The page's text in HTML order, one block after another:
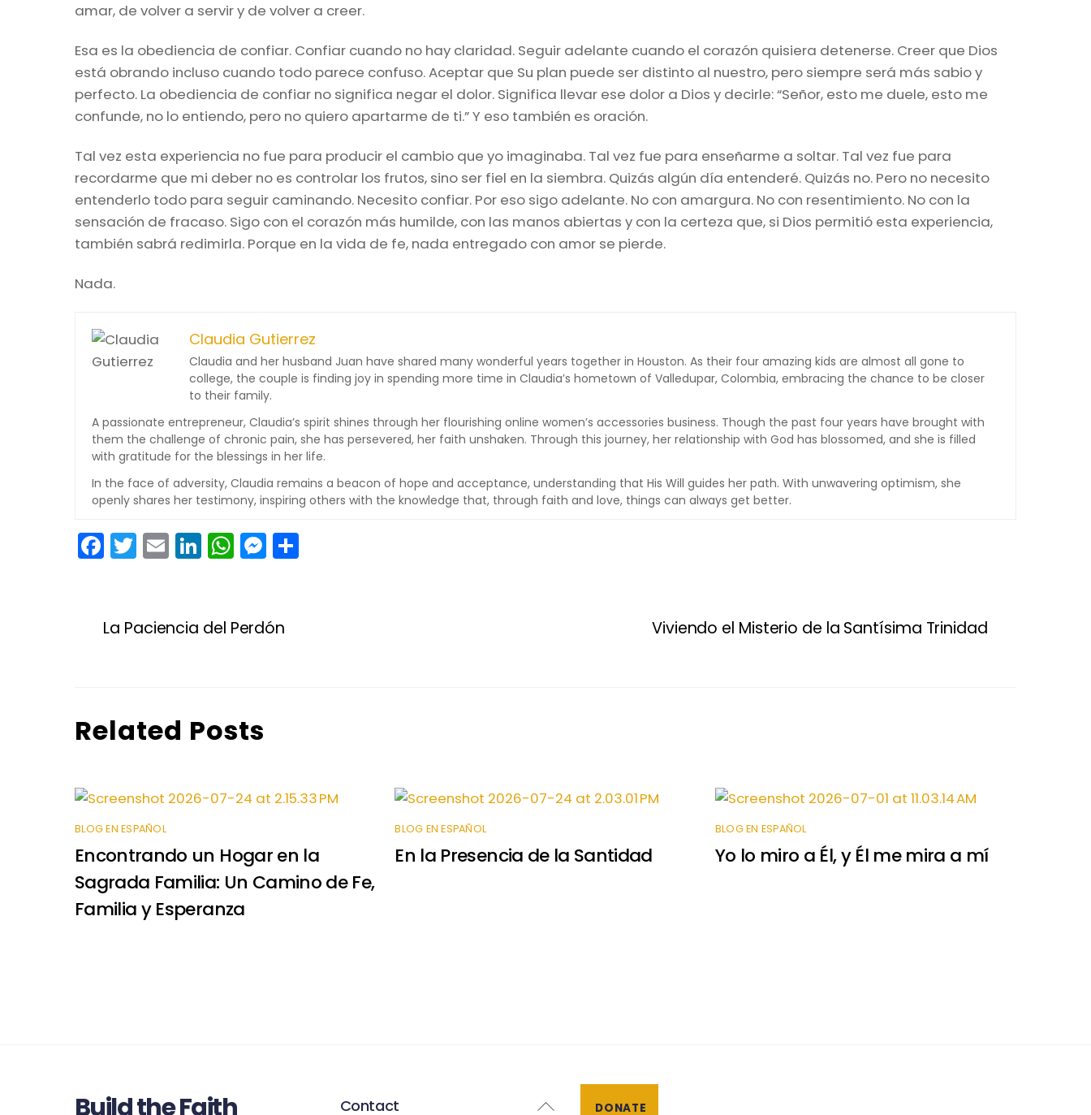
amar, de volver a servir y de volver a creer.
Esa es la obediencia de confiar. Confiar cuando no hay claridad. Seguir adelante cuando el corazón quisiera detenerse. Creer que Dios
está obrando incluso cuando todo parece confuso. Aceptar que Su plan puede ser distinto al nuestro, pero siempre será más sabio y
perfecto. La obediencia de confiar no significa negar el dolor. Significa llevar ese dolor a Dios y decirle: “Señor, esto me duele, esto me
confunde, no lo entiendo, pero no quiero apartarme de ti.” Y eso también es oración.
Tal vez esta experiencia no fue para producir el cambio que yo imaginaba. Tal vez fue para enseñarme a soltar. Tal vez fue para
recordarme que mi deber no es controlar los frutos, sino ser fiel en la siembra. Quizás algún día entenderé. Quizás no. Pero no necesito
entenderlo todo para seguir caminando. Necesito confiar. Por eso sigo adelante. No con amargura. No con resentimiento. No con la
sensación de fracaso. Sigo con el corazón más humilde, con las manos abiertas y con la certeza que, si Dios permitió esta experiencia,
también sabrá redimirla. Porque en la vida de fe, nada entregado con amor se pierde.
Nada.
Claudia Gutierrez
Claudia and her husband Juan have shared many wonderful years together in Houston. As their four amazing kids are almost all gone to
college, the couple is finding joy in spending more time in Claudia’s hometown of Valledupar, Colombia, embracing the chance to be closer
to their family.
A passionate entrepreneur, Claudia’s spirit shines through her flourishing online women’s accessories business. Though the past four years have brought with
them the challenge of chronic pain, she has persevered, her faith unshaken. Through this journey, her relationship with God has blossomed, and she is filled
with gratitude for the blessings in her life.
In the face of adversity, Claudia remains a beacon of hope and acceptance, understanding that His Will guides her path. With unwavering optimism, she
openly shares her testimony, inspiring others with the knowledge that, through faith and love, things can always get better.
F
e
k
T
er
E
l
Li
e
W
ts
M
s
La Paciencia del Perdón Viviendo el Misterio de la Santísima Trinidad
Related Posts
BLOG EN ESPAÑOL
Encontrando un Hogar en la
Sagrada Familia: Un Camino de Fe,
Familia y Esperanza
BLOG EN ESPAÑOL
En la Presencia de la Santidad
BLOG EN ESPAÑOL
Yo lo miro a Él, y Él me mira a mí
Back
Build the Faith Contact DONATE